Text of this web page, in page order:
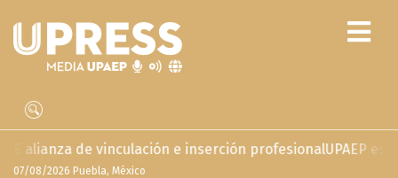
e inserción profesionalUPAEP estrena ‘Volar’,
07/08/2026 Puebla, México